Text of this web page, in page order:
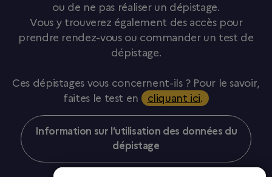
ou de ne pas réaliser un dépistage.
Vous y trouverez également des accès pour
prendre rendez-vous ou commander un test de
dépistage.
Ces dépistages vous concernent-ils ? Pour le savoir,
faites le test en
cliquant ici.
Information sur l’utilisation des données du
dépistage